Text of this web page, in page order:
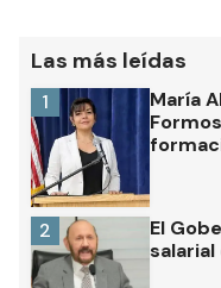
Las más leídas
María
1
El
salarial
2